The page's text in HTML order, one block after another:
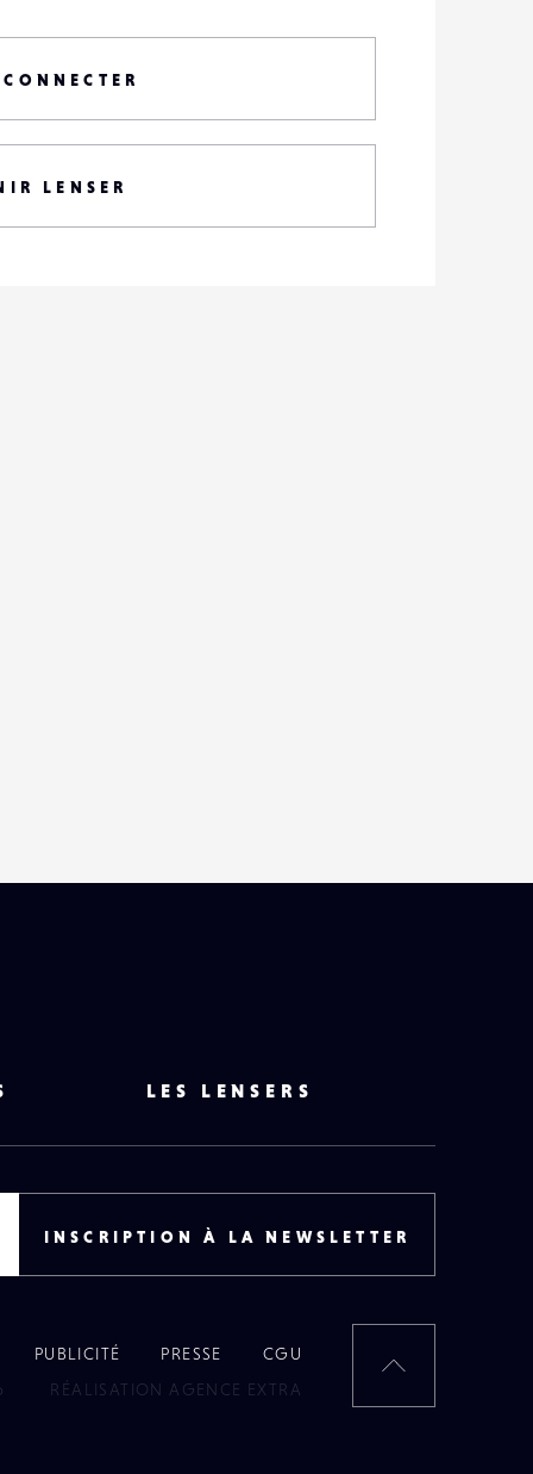
LENSER
LES LENSERS
INSCRIPTION À LA NEWSLETTER
PUBLICITÉ PRESSE
CGU
RÉALISATION AGENCE EXTRA